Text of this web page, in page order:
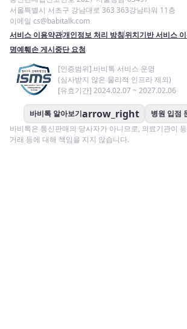
서울특별시 서초구 강남대로 363 363강남타워 11층
이메일 cs@babitalk.com
서비스 이용약관개인정보 처리 방침위치기반 서비스
명예훼손 게시중단 요청
[인증범위] 바비톡 서비스 운영
(심사받지 않은 물리적 인프라 제외)
[유효기간] 2024.02.07 ~ 2027.02.06
바비톡 알아보기arrow_right 병원 입점
바비톡은 통신판매의 당사자가 아니므로, 의료기관이
거래 등에 대해 책임을 지지 않습니다.